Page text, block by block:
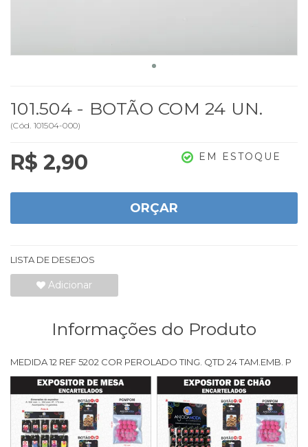
101.504 - BOTÃO COM 24 UN.
(Cód. 101504-000)
R$ 2,90 EM ESTOQUE
ORÇAR
LISTA DE DESEJOS
Adicionar
Informações do Produto
MEDIDA 12 REF 5202 COR PEROLADO TING. QTD 24 TAM.EMB. P